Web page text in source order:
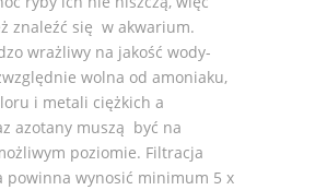
znaleźć się w akwarium.
wrażliwy na jakość wody-
wolna od amoniaku,
i metali ciężkich a
azotany muszą być na
poziomie. Filtracja
powinna wynosić minimum 5 x